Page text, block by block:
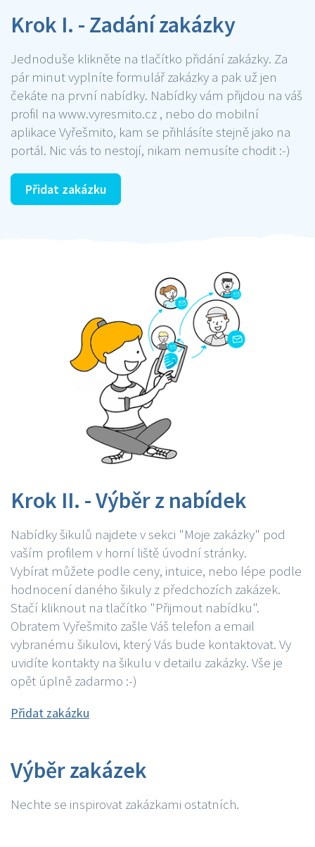
Krok I. - Zadání zakázky
Jednoduše klikněte na tlačítko přidání zakázky. Za
pár minut vyplníte formulář zakázky a pak už jen
čekáte na první nabídky. Nabídky vám přijdou na váš
profil na www.vyresmito.cz , nebo do mobilní
aplikace Vyřešmito, kam se přihlásíte stejně jako na
portál. Nic vás to nestojí, nikam nemusíte chodit :-)
Přidat zakázku
Krok II. - Výběr z nabídek
Nabídky šikulů najdete v sekci "Moje zakázky" pod
vaším profilem v horní liště úvodní stránky.
Vybírat můžete podle ceny, intuice, nebo lépe podle
hodnocení daného šikuly z předchozích zakázek.
Stačí kliknout na tlačítko "Přijmout nabídku".
Obratem Vyřešmito zašle Váš telefon a email
vybranému šikulovi, který Vás bude kontaktovat. Vy
uvidíte kontakty na šikulu v detailu zakázky. Vše je
opět úplně zadarmo :-)
Přidat zakázku
Výběr zakázek
Nechte se inspirovat zakázkami ostatních.